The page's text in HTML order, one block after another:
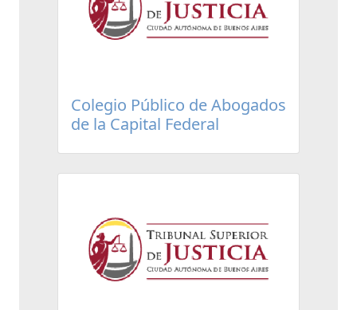
Colegio Público de Abogados
de la Capital Federal